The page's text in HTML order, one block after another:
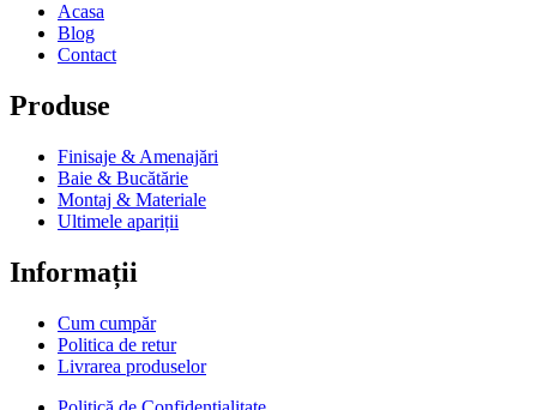
Acasa
Blog
Contact
Produse
Finisaje & Amenajări
Baie & Bucătărie
Montaj & Materiale
Ultimele apariții
Informații
Cum cumpăr
Politica de retur
Livrarea produselor